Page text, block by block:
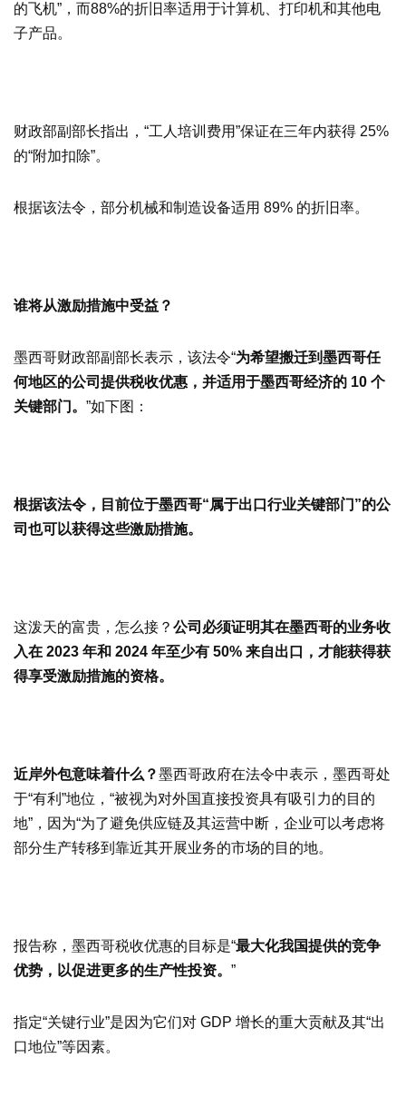
的飞机”，而88%的折旧率适用于计算机、打印机和其他电
子产品。
财政部副部长指出，“工人培训费用”保证在三年内获得 25%
的“附加扣除”。
根据该法令，部分机械和制造设备适用 89% 的折旧率。
谁将从激励措施中受益？
墨西哥财政部副部长表示，该法令“为希望搬迁到墨西哥任
何地区的公司提供税收优惠，并适用于墨西哥经济的 10 个
关键部门。 ”如下图：
根据该法令，目前位于墨西哥“属于出口行业关键部门”的公
司也可以获得这些激励措施。
这泼天的富贵，怎么接？ 公司必须证明其在墨西哥的业务收
入在 2023 年和 2024 年至少有 50% 来自出口，才能获得获
得享受激励措施的资格。
近岸外包意味着什么？墨西哥政府在法令中表示，墨西哥处
于“有利”地位，“被视为对外国直接投资具有吸引力的目的
地”，因为“为了避免供应链及其运营中断，企业可以考虑将
部分生产转移到靠近其开展业务的市场的目的地。
报告称，墨西哥税收优惠的目标是“最大化我国提供的竞争
优势，以促进更多的生产性投资。 ”
指定“关键行业”是因为它们对 GDP 增长的重大贡献及其“出
口地位”等因素。